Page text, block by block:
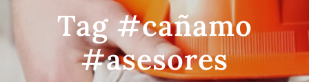
Tag #cañamo
#asesores